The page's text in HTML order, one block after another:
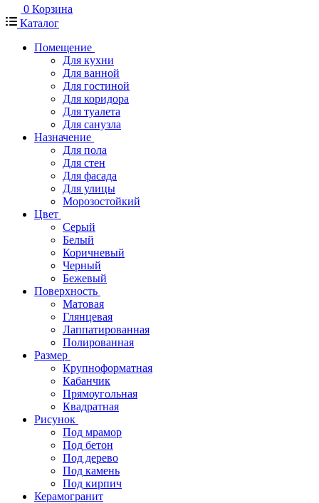
0 Корзина
Каталог
Помещение
Для кухни
Для ванной
Для гостиной
Для коридора
Для туалета
Для санузла
Назначение
Для пола
Для стен
Для фасада
Для улицы
Морозостойкий
Цвет
Серый
Белый
Коричневый
Черный
Бежевый
Поверхность
Матовая
Глянцевая
Лаппатированная
Полированная
Размер
Крупноформатная
Кабанчик
Прямоугольная
Квадратная
Рисунок
Под мрамор
Под бетон
Под дерево
Под камень
Под кирпич
Керамогранит